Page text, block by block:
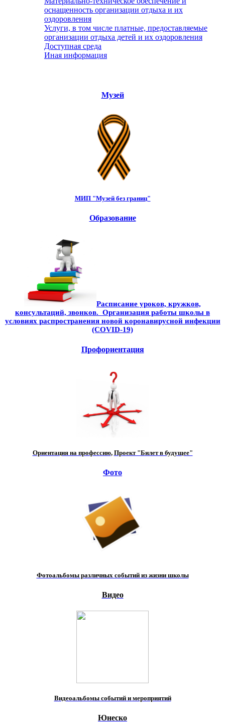
оснащенность организации отдыха и их
оздоровления
Услуги, в том числе платные, предоставляемые
организации отдыха детей и их оздоровления
Доступная среда
Иная информация
Музей
МИП "Музей без границ"
Образование
Расписание уроков, кружков,
консультаций, звонков. Организация работы школы в
условиях распространения новой коронавирусной инфекции
(CОVID-19)
Профориентация
Ориентация на профессию, Проект "Билет в будущее"
Фото
Фотоальбомы различных событий из жизни школы
Видео
Видеоальбомы событий и мероприятий
Юнеско